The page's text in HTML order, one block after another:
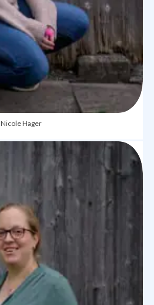
Nicole Hager